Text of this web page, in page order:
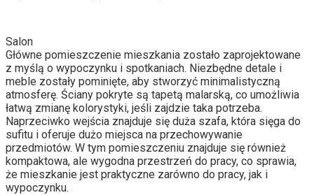
Salon
Główne pomieszczenie mieszkania zostało zaprojektowane
z myślą o wypoczynku i spotkaniach. Niezbędne detale i
meble zostały pominięte, aby stworzyć minimalistyczną
atmosferę. Ściany pokryte są tapetą malarską, co umożliwia
łatwą zmianę kolorystyki, jeśli zajdzie taka potrzeba.
Naprzeciwko wejścia znajduje się duża szafa, która sięga do
sufitu i oferuje dużo miejsca na przechowywanie
przedmiotów. W tym pomieszczeniu znajduje się również
kompaktowa, ale wygodna przestrzeń do pracy, co sprawia,
że mieszkanie jest praktyczne zarówno do pracy, jak i
wypoczynku.